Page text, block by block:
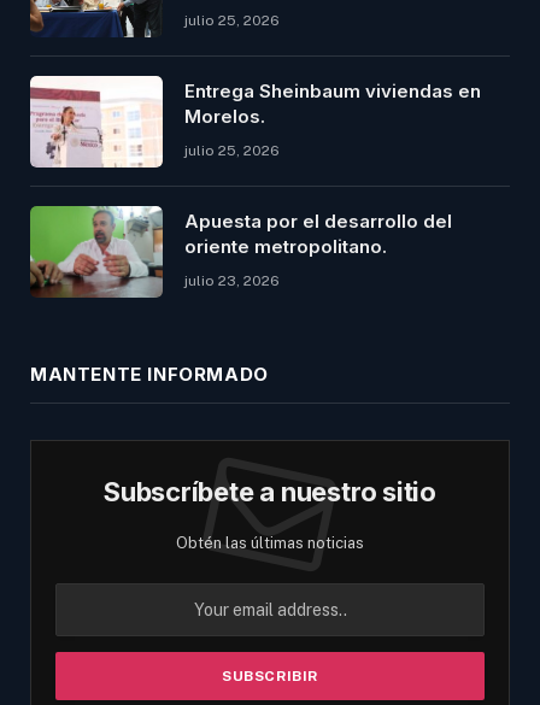
julio 25, 2026
Entrega Sheinbaum viviendas en
Morelos.
julio 25, 2026
Apuesta por el desarrollo del
oriente metropolitano.
julio 23, 2026
MANTENTE INFORMADO
Subscríbete a nuestro sitio
Obtén las últimas noticias